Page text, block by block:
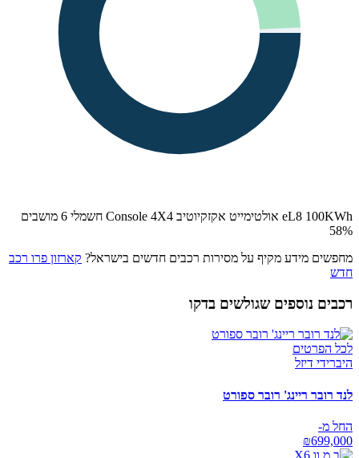
eL8 100KWh אולטימייט אקזקיוטיב Console 4X4 חשמלי 6 מושבים
58%
מחפשים מידע מקיף על מסירות רכבים חדשים בישראל? קארזון פרו רכב
חדש
רכבים נוספים שגולשים בדקו
לכל הפרטים
היברידי דיזל
לנד רובר ריינג' רובר ספורט
החל מ-
₪699,000